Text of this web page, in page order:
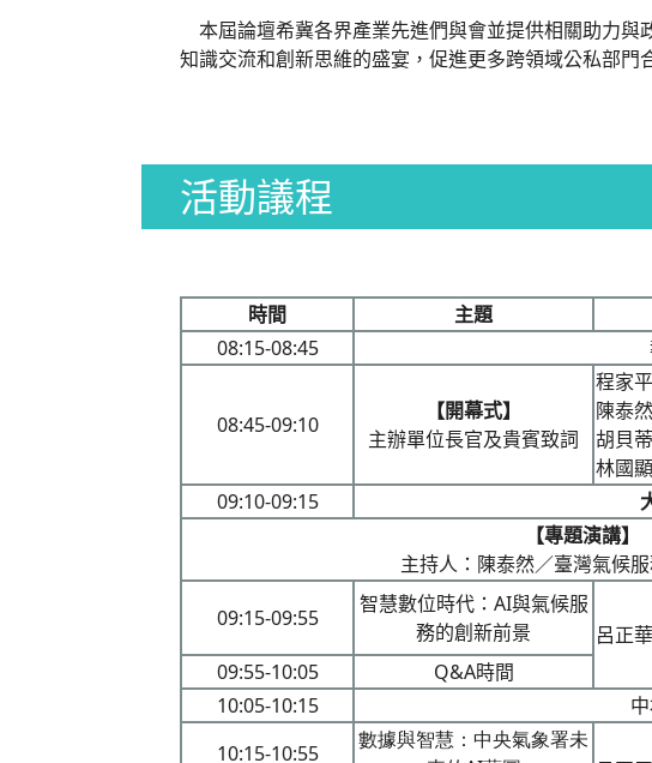
本屆論壇希冀各界產業先進們與會並提供相關助力與
知識交流和創新思維的盛宴，促進更多跨領域公私部門
活動議程
時間 主題
08:15-08:45
08:45-09:10
【開幕式】
主辦單位長官及貴賓致詞
程家
陳泰
胡貝
林國
09:10-09:15
【專題演講】
主持人：陳泰然／臺灣氣候
09:15-09:55
智慧數位時代：AI與氣候服
務的創新前景
呂正
09:55-10:05
Q&A時間
10:05-10:15
10:15-10:55
數據與智慧：中央氣象署未